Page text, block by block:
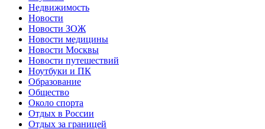
Недвижимость
Новости
Новости ЗОЖ
Новости медицины
Новости Москвы
Новости путешествий
Ноутбуки и ПК
Образование
Общество
Около спорта
Отдых в России
Отдых за границей